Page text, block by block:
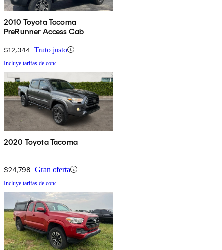
2010 Toyota Tacoma
PreRunner Access Cab
$12,344 Trato justo
Incluye tarifas de conc.
2020 Toyota Tacoma
$24,798 Gran oferta
Incluye tarifas de conc.